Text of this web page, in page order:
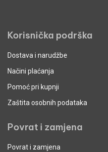
Korisnička podrška
Dostava i narudžbe
Načini plaćanja
Pomoć pri kupnji
Zaštita osobnih podataka
Povrat i zamjena
Povrat i zamjena